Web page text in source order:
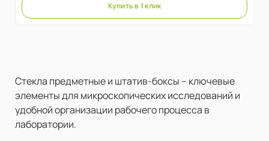
Купить в 1 клик
Стекла предметные и штатив-боксы – ключевые
элементы для микроскопических исследований и
удобной организации рабочего процесса в
лаборатории.